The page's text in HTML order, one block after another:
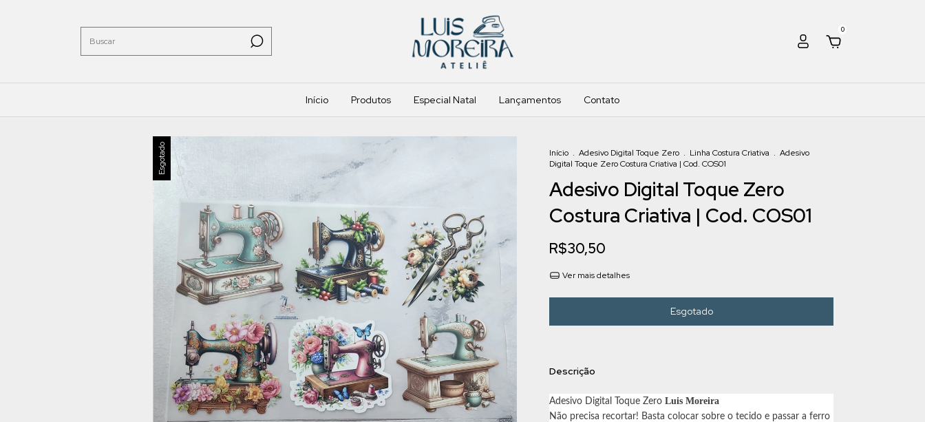
0
Início Produtos Especial Natal Lançamentos Contato
Esgotado Início . Adesivo Digital Toque Zero . Linha Costura Criativa . Adesivo
Digital Toque Zero Costura Criativa | Cod. COS01
Adesivo Digital Toque Zero
Costura Criativa | Cod. COS01
R$30,50
Ver mais detalhes
Descrição
Adesivo Digital Toque Zero Luis Moreira
Não precisa recortar! Basta colocar sobre o tecido e passar a ferro